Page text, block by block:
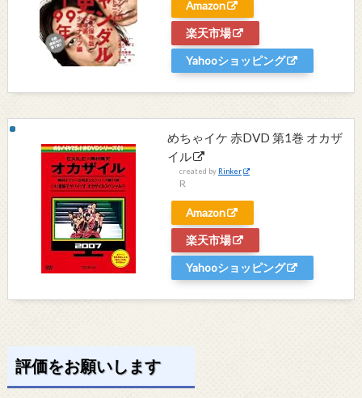
Amazon
楽天市場
Yahooショッピング
めちゃイケ 赤DVD 第1巻 オカザ
イル
created by Rinker
R
Amazon
楽天市場
Yahooショッピング
評価をお願いします